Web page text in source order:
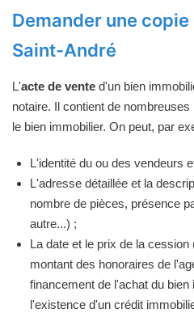
Demander une
Saint-André
L'acte de vente d'un bien
notaire. Il contient de
le bien immobilier. On peut, par
L'identité du ou des vendeurs
L'adresse détaillée et la
nombre de pièces, présence
autre...) ;
La date et le prix de la
montant des honoraires de
financement de l'achat du
l'existence d'un crédit